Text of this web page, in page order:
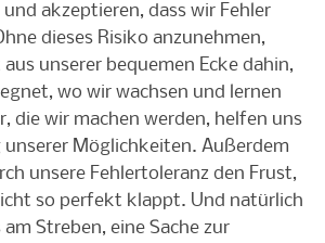
akzeptieren, dass wir Fehler
dieses Risiko anzunehmen,
unserer bequemen Ecke dahin,
wo wir wachsen und lernen
die wir machen werden, helfen uns
Möglichkeiten. Außerdem
unsere Fehlertoleranz den Frust,
so perfekt klappt. Und natürlich
Streben, eine Sache zur